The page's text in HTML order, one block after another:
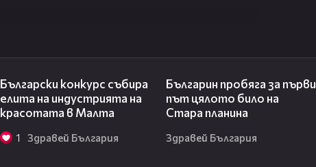
Български конкурс събира
елита на индустрията на
красотата в Малта
1 Здравей България
Българин пробяга за първи
път цялото било на
Стара планина
Здравей България